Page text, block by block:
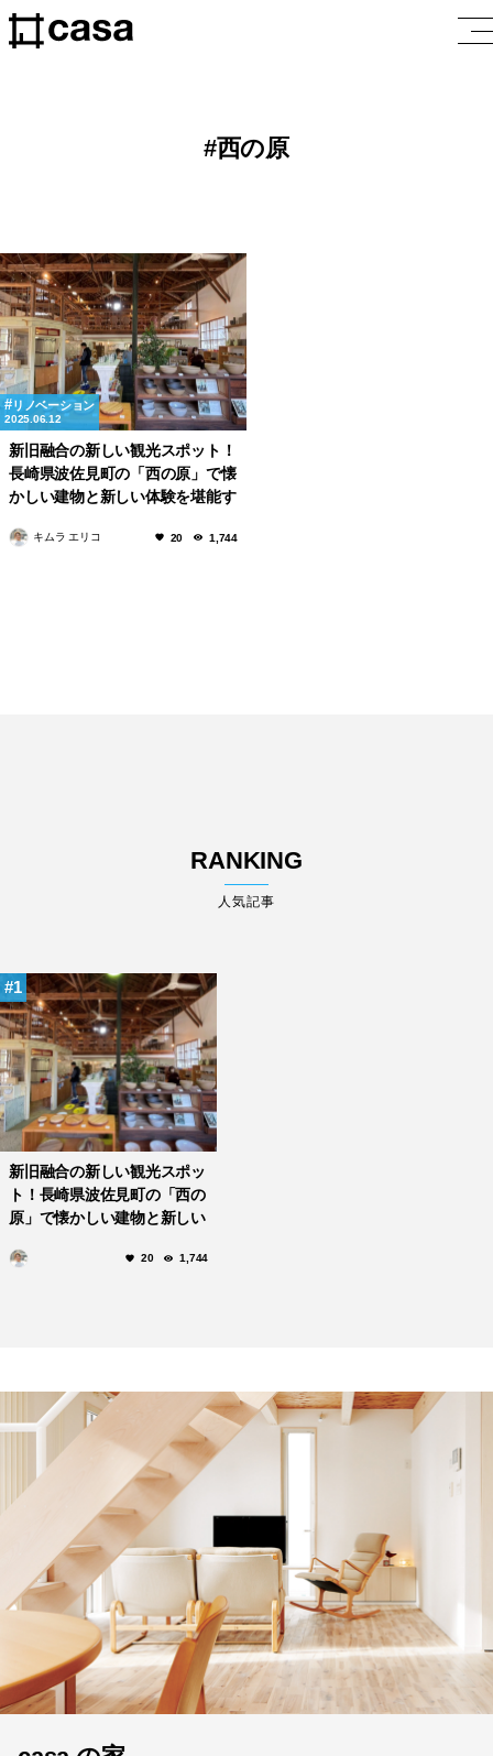
西の原
リノベーション
2025.06.12
新旧融合の新しい観光スポット！
長崎県波佐見町の「西の原」で懐
かしい建物と新しい体験を堪能す
キムラ エリコ 20 1,744
RANKING
人気記事
1
新旧融合の新しい観光スポッ
ト！長崎県波佐見町の「西の
原」で懐かしい建物と新しい
20 1,744